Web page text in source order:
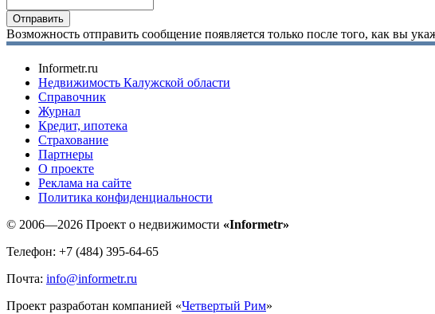
Возможность отправить сообщение появляется только после того, как вы
Informetr.ru
Недвижимость Калужской области
Справочник
Журнал
Кредит, ипотека
Страхование
Партнеры
O проекте
Реклама на сайте
Политика конфиденциальности
© 2006—2026 Проект о недвижимости «Informetr»
Телефон: +7 (484) 395-64-65
Почта: info@informetr.ru
Проект разработан компанией «Четвертый Рим»